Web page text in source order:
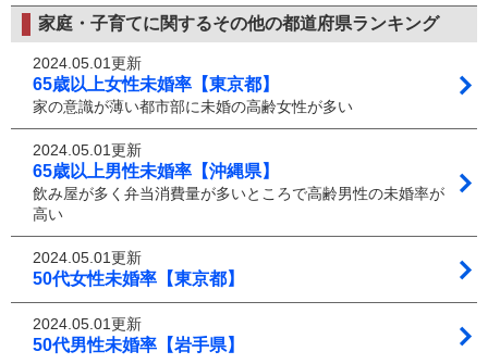
家庭・子育てに関するその他の都道府県ランキング
2024.05.01更新
65歳以上女性未婚率【東京都】
家の意識が薄い都市部に未婚の高齢女性が多い
2024.05.01更新
65歳以上男性未婚率【沖縄県】
飲み屋が多く弁当消費量が多いところで高齢男性の未婚率が
高い
2024.05.01更新
50代女性未婚率【東京都】
2024.05.01更新
50代男性未婚率【岩手県】